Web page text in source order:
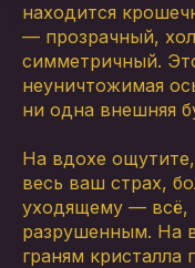
находится
— прозрачный,
симметричный.
неуничтожимая
ни одна внешняя
На вдохе ощутите,
весь ваш страх,
уходящему — всё,
разрушенным. На
граням кристалла